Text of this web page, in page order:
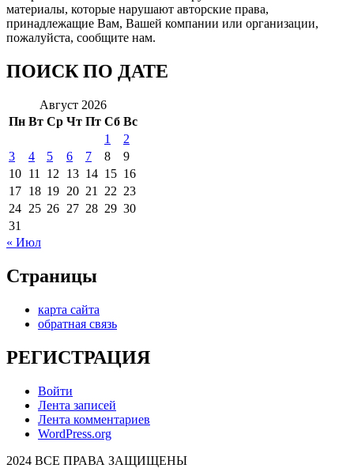
материалы, которые нарушают авторские права,
принадлежащие Вам, Вашей компании или организации,
пожалуйста, сообщите нам.
ПОИСК ПО ДАТЕ
Август 2026
Пн Вт Ср Чт Пт Сб Вс
1
2
3
4 5 6 7 8
9
10 11 12 13 14 15 16
17 18 19 20 21 22 23
24 25 26 27 28 29 30
31
« Июл
Страницы
карта сайта
обратная связь
РЕГИСТРАЦИЯ
Войти
Лента записей
Лента комментариев
WordPress.org
2024 ВСЕ ПРАВА ЗАЩИЩЕНЫ